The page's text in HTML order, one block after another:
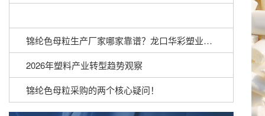
锦纶色母粒生产厂家哪家靠谱？龙口华彩塑业锦纶色母粒产品详解
2026年塑料产业转型趋势观察
锦纶色母粒采购的两个核心疑问！